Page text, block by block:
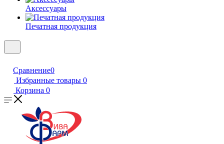
Аксессуары
Печатная продукция
Сравнение0
Избранные товары 0
Корзина 0